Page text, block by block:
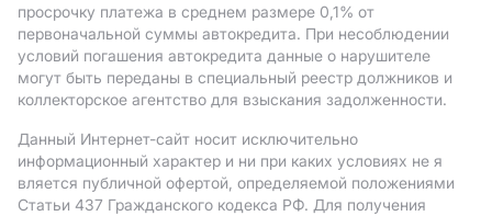
просрочку платежа в среднем размере 0,1% от
первоначальной суммы автокредита. При несоблюдении
условий погашения автокредита данные о нарушителе
могут быть переданы в специальный реестр должников и
коллекторское агентство для взыскания задолженности.
Данный Интернет-сайт носит исключительно
информационный характер и ни при каких условиях не я
вляется публичной офертой, определяемой положениями
Статьи 437 Гражданского кодекса РФ. Для получения